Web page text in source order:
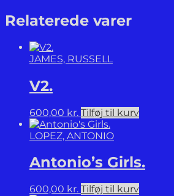
1992.
/
Wall.
Photographs
Relaterede varer
JAMES, RUSSELL
V2.
600,00 kr. Tilføj til kurv
LOPEZ, ANTONIO
Antonio’s Girls.
600,00 kr. Tilføj til kurv